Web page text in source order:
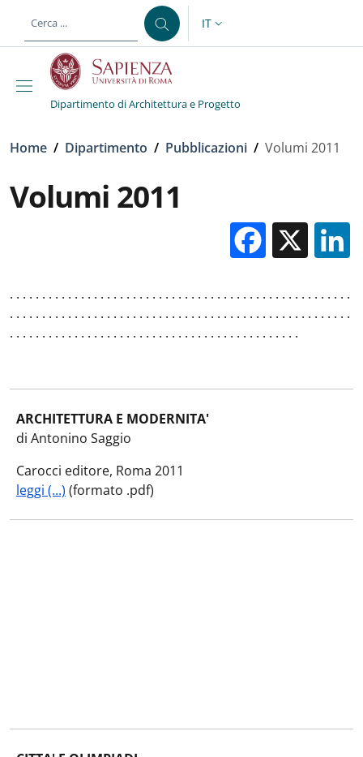
al contenuto principale
SELETTORE LINGUA:
IT
Dipartimento di Architettura e Progetto
Briciole di pane
Home / Dipartimento / Pubblicazioni / Volumi 2011
Volumi 2011
X
. . . . . . . . . . . . . . . . . . . . . . . . . . . . . . . . . . . . . . . . . . . . . . . . . . . . .
. . . . . . . . . . . . . . . . . . . . . . . . . . . . . . . . . . . . . . . . . . . . . . . . . . . . .
. . . . . . . . . . . . . . . . . . . . . . . . . . . . . . . . . . . . . . . . . . . . .
ARCHITETTURA E MODERNITA'
di Antonino Saggio
Carocci editore, Roma 2011
leggi (...) (formato .pdf)